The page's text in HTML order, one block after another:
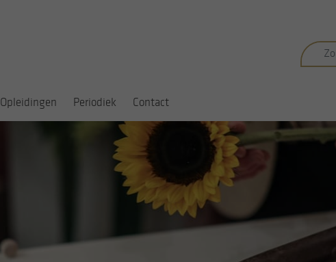
Zoek
naar:
Opleidingen Periodiek Contact